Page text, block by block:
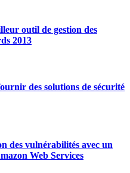
outil de gestion des
2013
des solutions de sécurité
des vulnérabilités avec un
Web Services